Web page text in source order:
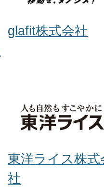
glafit株式会社
東洋ライス株式
社